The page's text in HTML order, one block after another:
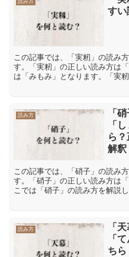
すい
この記事では、「実籾」の読み
す。「実籾」の正しい読み方は
は「みもみ」となります。「実
読み方
「
「
ら
解釈
この記事では、「硝子」の読み
す。「硝子」の正しい読み方は
こでは「硝子」の読み方を解説
読み方
「
「
ちら